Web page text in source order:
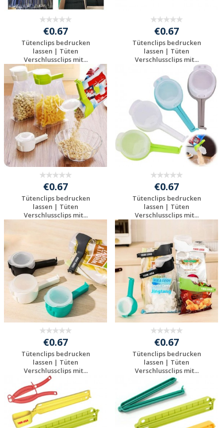
€0.67
Tütenclips bedrucken
lassen | Tüten
Verschlussclips mit...
Jetzt Angebot
anfordern
€0.67
Tütenclips bedrucken
lassen | Tüten
Verschlussclips mit...
Jetzt Angebot
anfordern
€0.67
Tütenclips bedrucken
lassen | Tüten
Verschlussclips mit...
Jetzt Angebot
anfordern
€0.67
Tütenclips bedrucken
lassen | Tüten
Verschlussclips mit...
anfordern
€0.67
Tütenclips bedrucken
lassen | Tüten
Verschlussclips mit...
Jetzt Angebot
anfordern
€0.67
Tütenclips bedrucken
lassen | Tüten
Verschlussclips mit...
Jetzt Angebot
anfordern